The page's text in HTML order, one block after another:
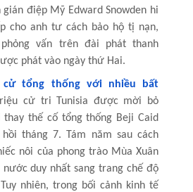
điệp Mỹ Edward Snowden hi
cho anh tư cách bảo hộ tị nạn,
vấn trên đài phát thanh
phát vào ngày thứ Hai.
cử tổng thống với nhiều bất
cử tri Tunisia được mời bỏ
thế cố tổng thống Beji Caid
tháng 7. Tám năm sau cách
nôi của phong trào Mùa Xuân
nước duy nhất sang trang chế độ
nhiên, trong bối cảnh kinh tế